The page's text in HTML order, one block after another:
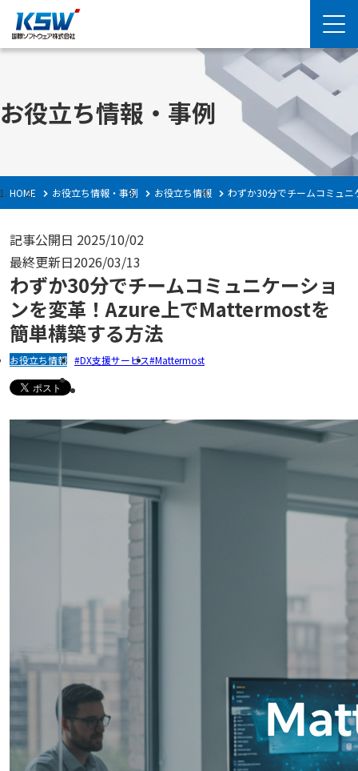
お役立ち情報・事例
HOME お役立ち情報・事例 お役立ち情報 わずか30分でチームコミュ
記事公開日 2025/10/02
最終更新日2026/03/13
わずか30分でチームコミュニケーショ
ンを変革！Azure上でMattermostを
簡単構築する方法
お役立ち情報 DX支援サービス Mattermost